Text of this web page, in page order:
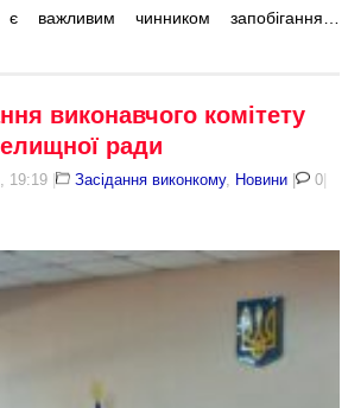
важливим чинником запобігання…
виконавчого комітету
ради
, 19:19 | Засідання виконкому, Новини | 0|